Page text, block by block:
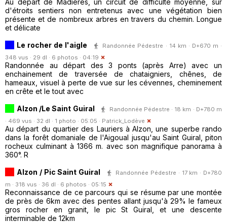
Au départ de Madières, un circuit de difficulté moyenne, sur
d'étroits sentiers non entretenus avec une végétation bien
présente et de nombreux arbres en travers du chemin. Longue
et délicate
Le rocher de l'aigle
Randonnée Pédestre · 14 km · D+670 m ·
348 vus · 29 dl · 6 photos · 04:19
Randonnée au départ des 3 ponts (après Arre) avec un
enchainement de traversée de chataigniers, chênes, de
hameaux, visuel à perte de vue sur les cévennes, cheminement
en crête et le tout avec
Alzon /Le Saint Guiral
Randonnée Pédestre · 18 km · D+780 m
· 469 vus · 32 dl · 1 photo · 05:05 · Patrick_Lodève
Au départ du quartier des Lauriers à Alzon, une superbe rando
dans la forêt domaniale de l'Aigoual jusqu'au Saint Guiral, piton
rocheux culminant à 1366 m. avec son magnifique panorama à
360°. R
Alzon / Pic Saint Guiral
Randonnée Pédestre · 17 km · D+780
m · 318 vus · 36 dl · 6 photos · 05:15
Reconnaissance de ce parcours qui se résume par une montée
de près de 6km avec des pentes allant jusqu'à 29% le fameux
gros rocher en granit, le pic St Guiral, et une descente
interminable de 12km